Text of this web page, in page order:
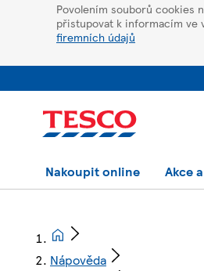
Povolením souborů cookies
přistupovat k informacím ve
firemních údajů
Nakoupit online Akce
Nápověda